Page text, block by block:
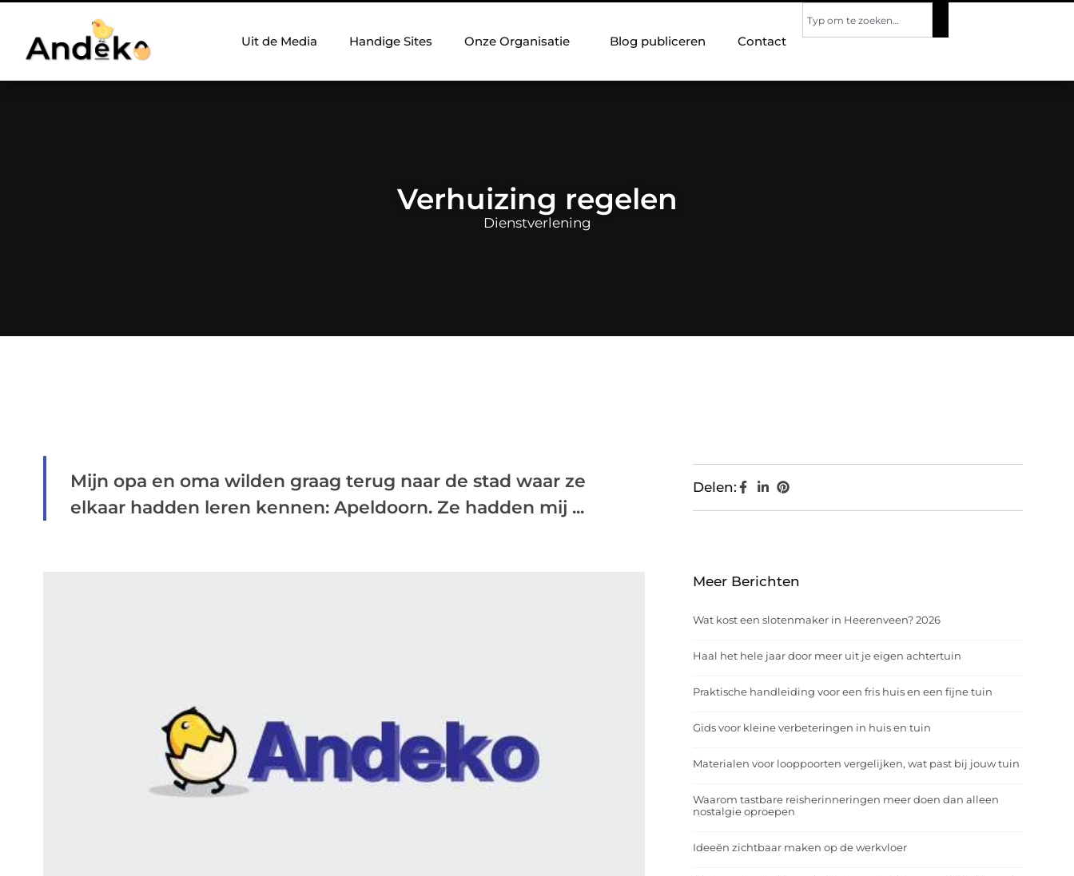
Uit de Media Handige Sites Onze Organisatie Blog publiceren Contact
Verhuizing regelen
Dienstverlening
Mijn opa en oma wilden graag terug naar de stad waar ze
elkaar hadden leren kennen: Apeldoorn. Ze hadden mij ...
Delen:
Meer Berichten
Wat kost een slotenmaker in Heerenveen? 2026
Haal het hele jaar door meer uit je eigen achtertuin
Praktische handleiding voor een fris huis en een fijne tuin
Gids voor kleine verbeteringen in huis en tuin
Materialen voor looppoorten vergelijken, wat past bij jouw tuin
Waarom tastbare reisherinneringen meer doen dan alleen
nostalgie oproepen
Ideeën zichtbaar maken op de werkvloer